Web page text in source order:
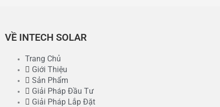
VỀ INTECH SOLAR
Trang Chủ
Giới Thiệu
Sản Phẩm
Giải Pháp Đầu Tư
Giải Pháp Lắp Đặt